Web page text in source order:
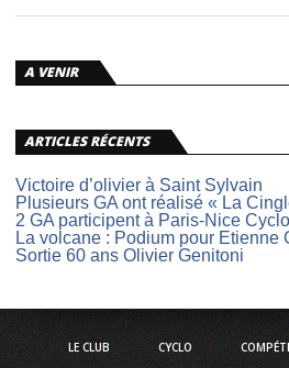
A VENIR
ARTICLES RÉCENTS
Victoire d’olivier à Saint Sylvain
Plusieurs GA ont réalisé « La
2 GA participent à Paris-Nice Cyclo
La volcane : Podium pour Etienne
Sortie 60 ans Olivier Genitoni
LE CLUB CYCLO